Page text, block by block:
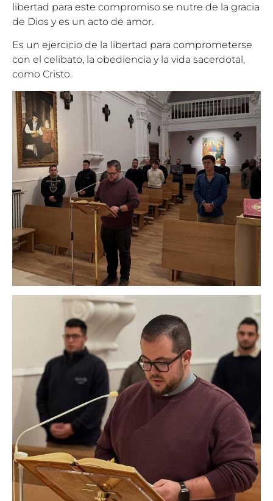
libertad para este compromiso se nutre de la gracia
de Dios y es un acto de amor.
Es un ejercicio de la libertad para comprometerse
con el celibato, la obediencia y la vida sacerdotal,
como Cristo.